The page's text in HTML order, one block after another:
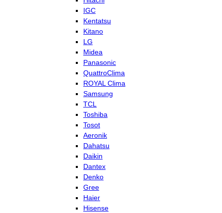
IGC
Kentatsu
Kitano
LG
Midea
Panasonic
QuattroClima
ROYAL Clima
Samsung
TCL
Toshiba
Tosot
Aeronik
Dahatsu
Daikin
Dantex
Denko
Gree
Haier
Hisense